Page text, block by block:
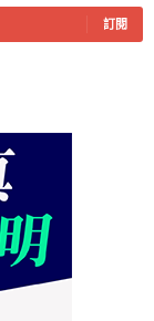
訂閱